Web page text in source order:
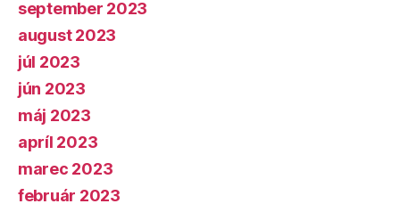
september 2023
august 2023
júl 2023
jún 2023
máj 2023
apríl 2023
marec 2023
február 2023